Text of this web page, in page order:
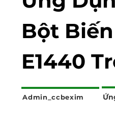
Bột
E1440
Xuất
Admin_ccbexim